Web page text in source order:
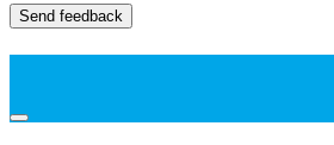
Send feedback